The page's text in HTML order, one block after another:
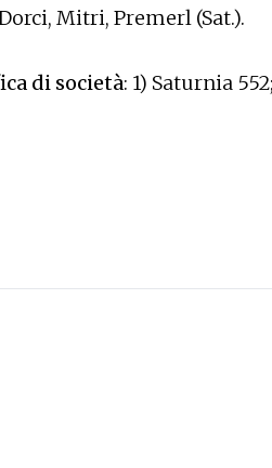
Mitri, Premerl (Sat.).
di società: 1) Saturnia